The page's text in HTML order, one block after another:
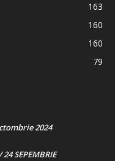
163
160
160
79
2024
SEPEMBRIE